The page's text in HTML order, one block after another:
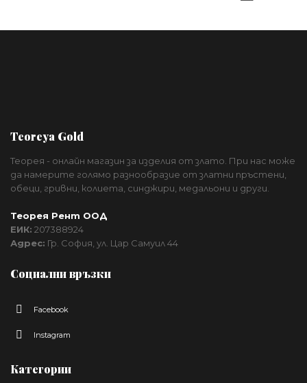
Teoreya Gold
Теорея - онлайн магазин за изделия от злато. При нас може
да намерите голямо разнообразие от златни пръстени,
обеци, гривни, колиета, синджири, медальони и други.
Теорея Рент ООД
ЕИК: 207388924
Адрес: Гр. София, ул. Цар Самуил 44
Социални връзки
Facebook
Instagram
Категории